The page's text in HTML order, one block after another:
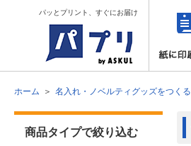
パッとプリント、すぐにお届け
ホーム 名入れ・ノベルティグッズをつくる
商品タイプで絞り込む